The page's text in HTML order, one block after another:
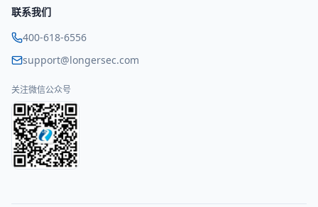
联系我们
400-618-6556
support@longersec.com
关注微信公众号